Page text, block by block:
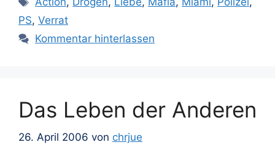
PS, Verrat
Kommentar hinterlassen
Das Leben der Anderen
26. April 2006 von chrjue